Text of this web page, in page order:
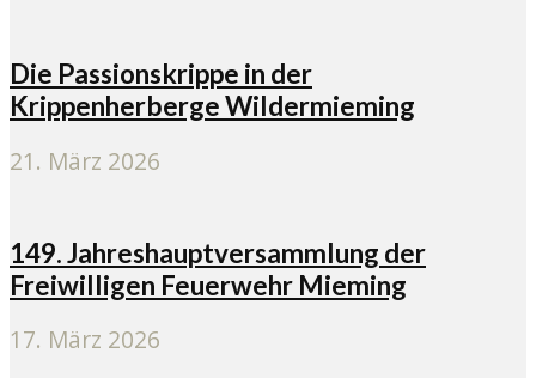
Die Passionskrippe in der
Krippenherberge Wildermieming
21. März 2026
149. Jahreshauptversammlung der
Freiwilligen Feuerwehr Mieming
17. März 2026